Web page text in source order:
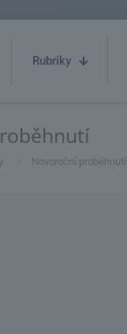
Rubriky
Novoroční proběhnutí